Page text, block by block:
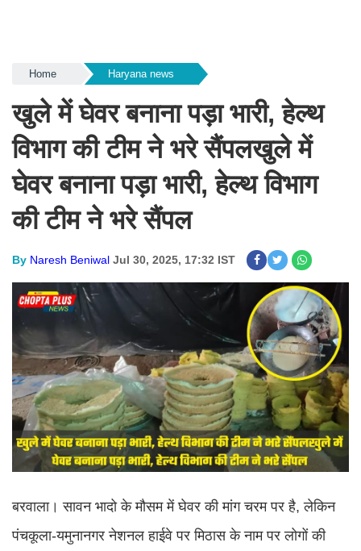
Home Haryana news
खुले में घेवर बनाना पड़ा भारी, हेल्थ
विभाग की टीम ने भरे सैंपलखुले में
घेवर बनाना पड़ा भारी, हेल्थ विभाग
की टीम ने भरे सैंपल
By Naresh Beniwal Jul 30, 2025, 17:32 IST
बरवाला। सावन भादो के मौसम में घेवर की मांग चरम पर है, लेकिन
पंचकूला-यमुनानगर नेशनल हाईवे पर मिठास के नाम पर लोगों की